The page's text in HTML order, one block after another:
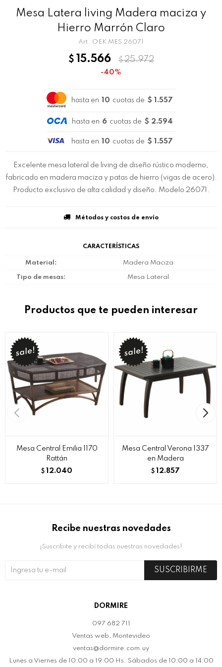
Mesa Latera living Madera maciza y
Hierro Marrón Claro
OEK MES 26071
$ 15.566 $ 25.972
40
hasta en 10 cuotas de $ 1.557
hasta en 6 cuotas de $ 2.594
hasta en 10 cuotas de $ 1.557
Excelente mesa lateral de living de diseño rústico moderno,
fabricado en madera maciza y patas de hierro (vigas de acero).
Producto exclusivo de alta calidad y diseño. Modelo 26071.
Métodos y costos de envío
CARACTERÍSTICAS
Material Madera Maciza
Tipo de mesas Mesa Lateral
Productos que te pueden interesar
Mesa Central Emilia 1170
Rattán
$ 12.040
Mesa Central Verona 1337
en Madera
$ 12.857
DORMIRE
097 682 711
Ventas web, Montevideo
ventas@dormire.com.uy
Lunes a Viernes de 10:00 a 19:00 Hs. Sábados de 10:00 a 14:00
Recibe nuestras novedades
¡Suscribite y recibí todas nuestras novedades!
SUSCRIBIRME